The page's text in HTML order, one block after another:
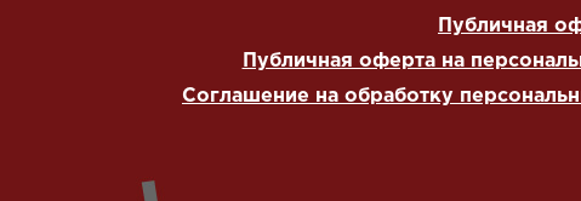
Публичная
Публичная оферта на
Соглашение на обработку